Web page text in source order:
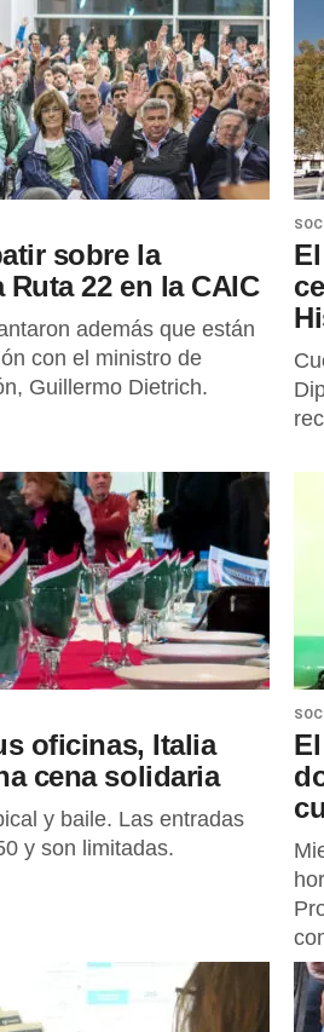
sobre la
22 en la CAIC
además que están
con el ministro de
Guillermo Dietrich.
oficinas, Italia
cena solidaria
y baile. Las entradas
y son limitadas.